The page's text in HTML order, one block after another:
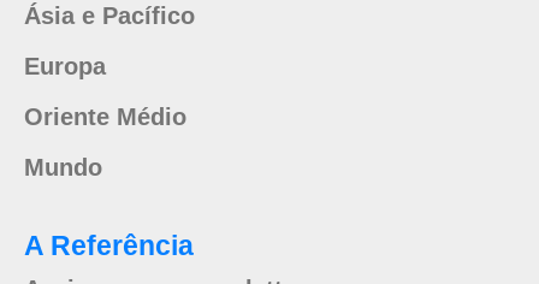
Ásia e Pacífico
Europa
Oriente Médio
Mundo
A Referência